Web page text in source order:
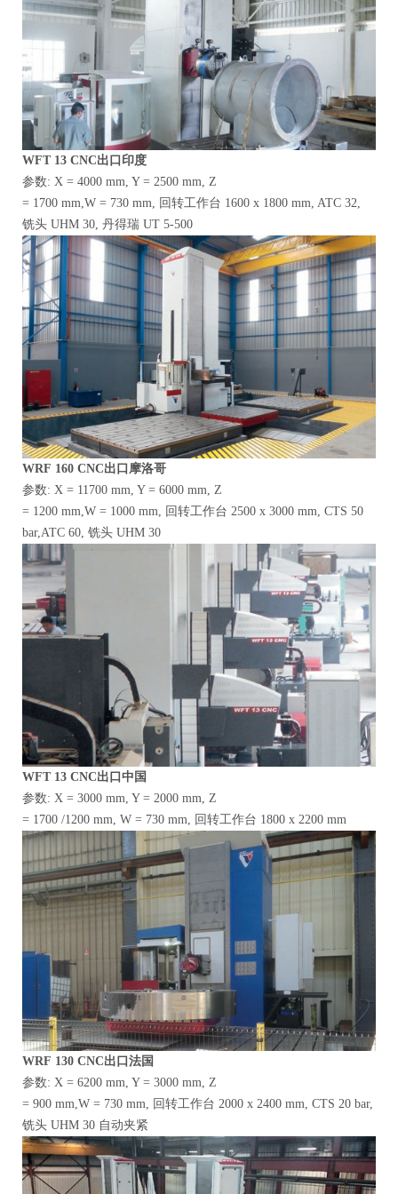
WFT 13 CNC出口印度
参数: X = 4000 mm, Y = 2500 mm, Z
= 1700 mm,W = 730 mm, 回转工作台 1600 x 1800 mm, ATC 32,
铣头 UHM 30, 丹得瑞 UT 5-500
WRF 160 CNC出口摩洛哥
参数: X = 11700 mm, Y = 6000 mm, Z
= 1200 mm,W = 1000 mm, 回转工作台 2500 x 3000 mm, CTS 50
bar,ATC 60, 铣头 UHM 30
WFT 13 CNC出口中国
参数: X = 3000 mm, Y = 2000 mm, Z
= 1700 /1200 mm, W = 730 mm, 回转工作台 1800 x 2200 mm
WRF 130 CNC出口法国
参数: X = 6200 mm, Y = 3000 mm, Z
= 900 mm,W = 730 mm, 回转工作台 2000 x 2400 mm, CTS 20 bar,
铣头 UHM 30 自动夹紧